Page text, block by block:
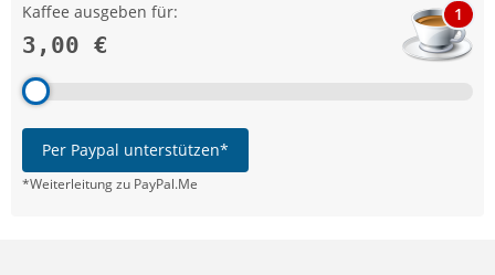
Kaffee ausgeben für:
3,00 €
1
Per Paypal unterstützen*
*Weiterleitung zu PayPal.Me